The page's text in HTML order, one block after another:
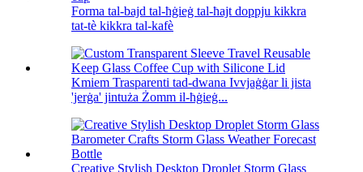
Forma tal-bajd tal-ħġieġ tal-ħajt doppju kikkra
tat-tè kikkra tal-kafè
Kmiem Trasparenti tad-dwana Ivvjaġġar li jista
'jerġa' jintuża Żomm il-ħġieġ...
Creative Stylish Desktop Droplet Storm Glass